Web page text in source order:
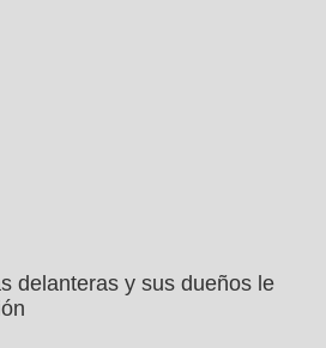
delanteras y sus dueños le